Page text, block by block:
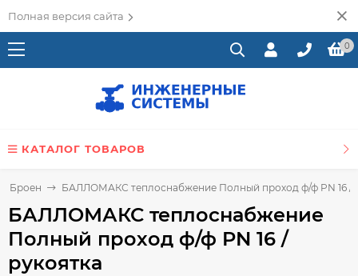
Полная версия сайта
0
КАТАЛОГ ТОВАРОВ
Броен БАЛЛОМАКС теплоснабжение Полный проход ф/ф PN 16 /
БАЛЛОМАКС теплоснабжение
Полный проход ф/ф PN 16 /
рукоятка